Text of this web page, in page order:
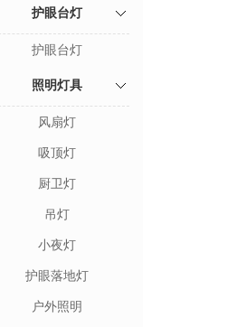
护眼台灯
护眼台灯
照明灯具
风扇灯
吸顶灯
厨卫灯
吊灯
小夜灯
护眼落地灯
户外照明